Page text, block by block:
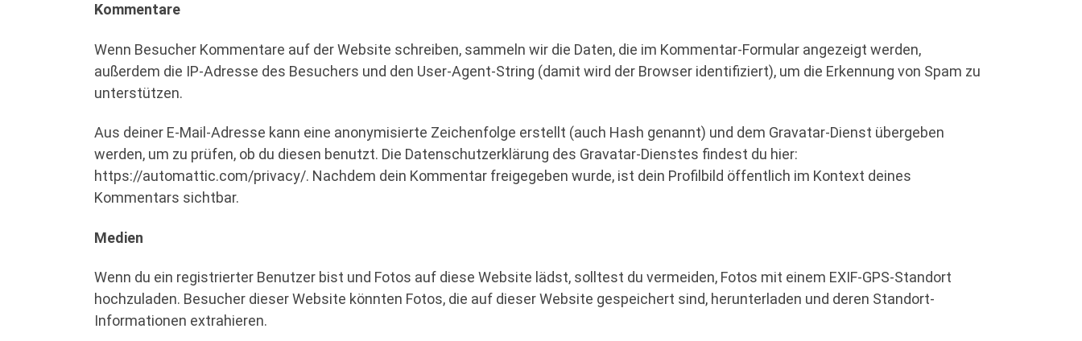
Kommentare
Wenn Besucher Kommentare auf der Website schreiben, sammeln wir die Daten, die im Kommentar-Formular angezeigt werden,
außerdem die IP-Adresse des Besuchers und den User-Agent-String (damit wird der Browser identifiziert), um die Erkennung von Spam zu
unterstützen.
Aus deiner E-Mail-Adresse kann eine anonymisierte Zeichenfolge erstellt (auch Hash genannt) und dem Gravatar-Dienst übergeben
werden, um zu prüfen, ob du diesen benutzt. Die Datenschutzerklärung des Gravatar-Dienstes findest du hier:
https://automattic.com/privacy/. Nachdem dein Kommentar freigegeben wurde, ist dein Profilbild öffentlich im Kontext deines
Kommentars sichtbar.
Medien
Wenn du ein registrierter Benutzer bist und Fotos auf diese Website lädst, solltest du vermeiden, Fotos mit einem EXIF-GPS-Standort
hochzuladen. Besucher dieser Website könnten Fotos, die auf dieser Website gespeichert sind, herunterladen und deren Standort-
Informationen extrahieren.